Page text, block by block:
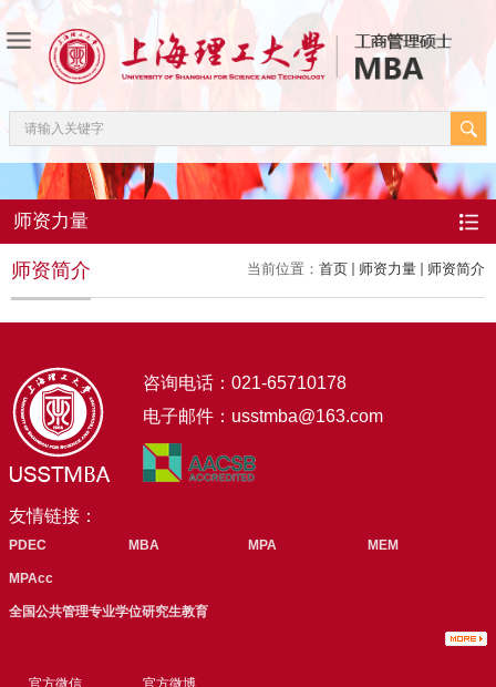
师资力量
当前位置： 首页 师资力量 师资简介
师资简介
咨询电话：021-65710178
电子邮件：usstmba@163.com
友情链接：
PDEC MBA MPA MEM
MPAcc
全国公共管理专业学位研究生教育
官方微信 官方微博